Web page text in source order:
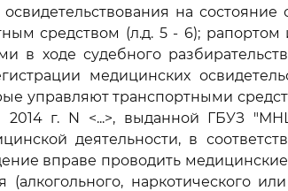
на состояние
средством (л.д. 5 - 6);
в ходе судебного
медицинских
управляют транспортными
2014 г. N <...>, выданной ГБУЗ
деятельности, в
вправе проводить медицинские
(алкогольного, наркотического